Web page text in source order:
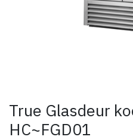
True Glasdeur
HC~FGD01